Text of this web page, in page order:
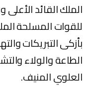
الملك القائد
للقوات المسلحة
بأزكى التبريكات
الطاعة والولاء
العلوي المنيف.